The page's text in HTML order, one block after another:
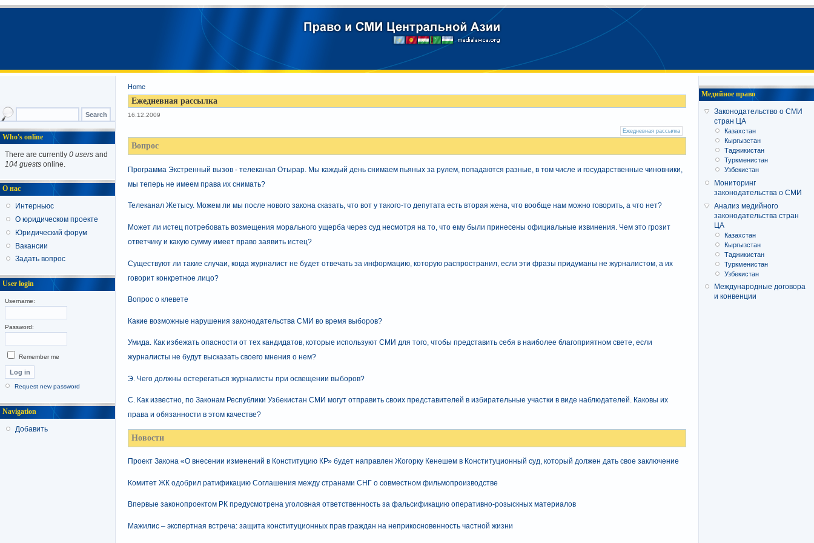
Home
Ежедневная рассылка
16.12.2009
Ежедневная рассылка
Вопрос
Программа Экстренный вызов - телеканал Отырар. Мы каждый день снимаем пьяных за рулем, попадаются разные, в том числе и государственные чиновники,
мы теперь не имеем права их снимать?
Телеканал Жетысу. Можем ли мы после нового закона сказать, что вот у такого-то депутата есть вторая жена, что вообще нам можно говорить, а что нет?
Может ли истец потребовать возмещения морального ущерба через суд несмотря на то, что ему были принесены официальные извинения. Чем это грозит
ответчику и какую сумму имеет право заявить истец?
Существуют ли такие случаи, когда журналист не будет отвечать за информацию, которую распространил, если эти фразы придуманы не журналистом, а их
говорит конкретное лицо?
Вопрос о клевете
Какие возможные нарушения законодательства СМИ во время выборов?
Умида. Как избежать опасности от тех кандидатов, которые используют СМИ для того, чтобы представить себя в наиболее благоприятном свете, если
журналисты не будут высказать своего мнения о нем?
Э. Чего должны остерегаться журналисты при освещении выборов?
С. Как известно, по Законам Республики Узбекистан СМИ могут отправить своих представителей в избирательные участки в виде наблюдателей. Каковы их
права и обязанности в этом качестве?
Новости
Проект Закона «О внесении изменений в Конституцию КР» будет направлен Жогорку Кенешем в Конституционный суд, который должен дать свое заключение
Комитет ЖК одобрил ратификацию Соглашения между странами СНГ о совместном фильмопроизводстве
Впервые законопроектом РК предусмотрена уголовная ответственность за фальсификацию оперативно-розыскных материалов
Мажилис – экспертная встреча: защита конституционных прав граждан на неприкосновенность частной жизни
Who's online
There are currently 0 users and
104 guests online.
О нас
Интерньюс
О юридическом проекте
Юридический форум
Вакансии
Задать вопрос
User login
Username:
Password:
Remember me
Request new password
Navigation
Добавить
Медийное право
Законодательство о СМИ
стран ЦА
Казахстан
Кыргызстан
Таджикистан
Туркменистан
Узбекистан
Мониторинг
законодательства о СМИ
Анализ медийного
законодательства стран
ЦА
Казахстан
Кыргызстан
Таджикистан
Туркменистан
Узбекистан
Международные договора
и конвенции